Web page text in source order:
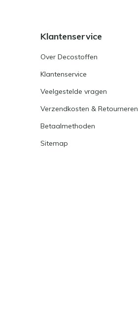
Klantenservice
Over Decostoffen
Klantenservice
Veelgestelde vragen
Verzendkosten & Retourneren
Betaalmethoden
Sitemap